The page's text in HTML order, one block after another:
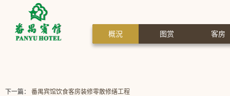
概況 图赏 客房
下一篇： 番禺宾馆饮食客房装修零散修缮工程